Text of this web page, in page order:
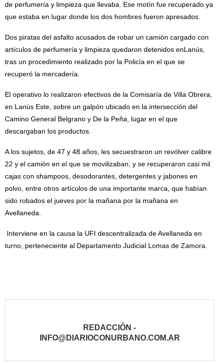
de perfumería y limpieza que llevaba. Ese motín fue recuperado ya
que estaba en lugar donde los dos hombres fueron apresados.
Dos piratas del asfalto acusados de robar un camión cargado con
artículos de perfumería y limpieza quedaron detenidos enLanús,
tras un procedimiento realizado por la Policía en el que se
recuperó la mercadería.
El operativo lo realizaron efectivos de la Comisaría de Villa Obrera,
en Lanús Este, sobre un galpón ubicado en la intersección del
Camino General Belgrano y De la Peña, lugar en el que
descargaban los productos.
A los sujetos, de 47 y 48 años, les secuestraron un revólver calibre
22 y el camión en el que se movilizaban, y se recuperaron casi mil
cajas con shampoos, desodorantes, detergentes y jabones en
polvo, entre otros artículos de una importante marca, que habían
sido robados el jueves por la mañana por la mañana en
Avellaneda.
Interviene en la causa la UFI descentralizada de Avellaneda en
turno, perteneciente al Departamento Judicial Lomas de Zamora.
REDACCIÓN -
INFO@DIARIOCONURBANO.COM.AR